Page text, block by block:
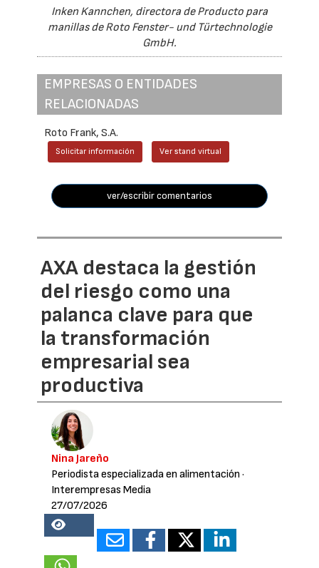
Inken Kannchen, directora de Producto para
manillas de Roto Fenster- und Türtechnologie
GmbH.
EMPRESAS O ENTIDADES
RELACIONADAS
Roto Frank, S.A.
Solicitar información Ver stand virtual
ver/escribir comentarios
AXA destaca la gestión
del riesgo como una
palanca clave para que
la transformación
empresarial sea
productiva
Nina Jareño
Periodista especializada en alimentación ·
Interempresas Media
27/07/2026
15835